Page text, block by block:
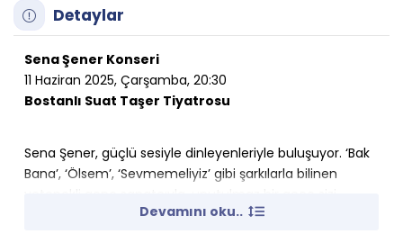
Detaylar
Sena Şener Konseri
11 Haziran 2025, Çarşamba, 20:30
Bostanlı Suat Taşer Tiyatrosu
Sena Şener, güçlü sesiyle dinleyenleriyle buluşuyor. ‘Bak
Bana’, ‘Ölsem’, ‘Sevmemeliyiz’ gibi şarkılarla bilinen
Devamını oku..